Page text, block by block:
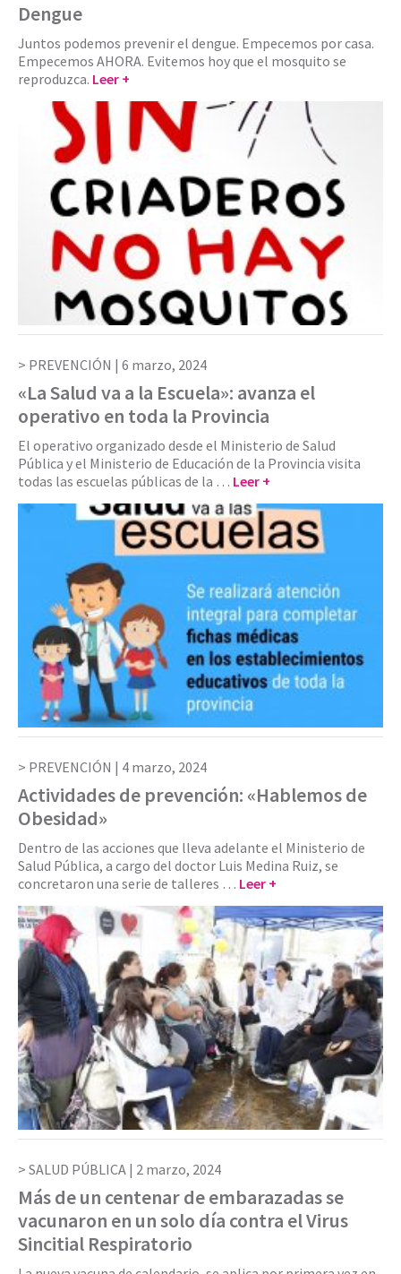
Dengue
Juntos podemos prevenir el dengue. Empecemos por casa.
Empecemos AHORA. Evitemos hoy que el mosquito se
reproduzca. Leer +
PREVENCIÓN | 6 marzo, 2024
«La Salud va a la Escuela»: avanza el
operativo en toda la Provincia
El operativo organizado desde el Ministerio de Salud
Pública y el Ministerio de Educación de la Provincia visita
todas las escuelas públicas de la … Leer +
PREVENCIÓN | 4 marzo, 2024
Actividades de prevención: «Hablemos de
Obesidad»
Dentro de las acciones que lleva adelante el Ministerio de
Salud Pública, a cargo del doctor Luis Medina Ruiz, se
concretaron una serie de talleres … Leer +
SALUD PÚBLICA | 2 marzo, 2024
Más de un centenar de embarazadas se
vacunaron en un solo día contra el Virus
Sincitial Respiratorio